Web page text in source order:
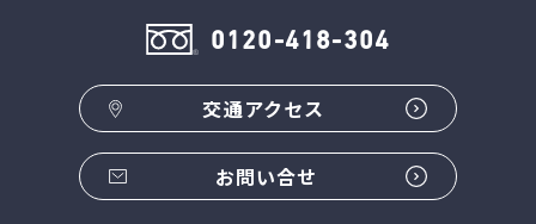
0120-418-304
交通アクセス
お問い合せ